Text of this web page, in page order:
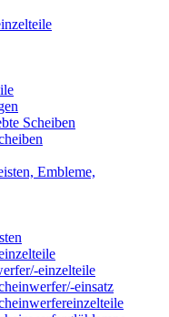
Scheiben
Embleme,
einzelteile
einsatz